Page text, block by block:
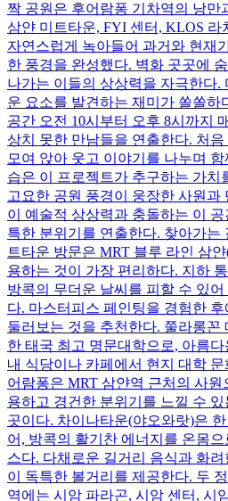
짝 공원은 후어람퐁 기차역의 낭만
삼얀 미트타운, FYI 센터, KLOS 라
자연스럽게 녹아들어 과거와 현재
한 풍경을 완성했다. 벽화 곳곳에
나가는 이들의 상상력을 자극한다.
운 요소를 발견하는 재미가 쏠쏠하
공간 오전 10시부터 오후 8시까지
상치 못한 만남들을 연출한다. 처
모여 앉아 웃고 이야기를 나누며
습은 이 프로젝트가 추구하는 가치
고요한 공원 풍경이 웅장한 사원과
이 예술적 상상력과 충돌하는 이
특한 분위기를 연출한다. 찾아가는
트타운 방문은 MRT 블루 라인 삼얀
용하는 것이 가장 편리하다. 지하
방콕의 무더운 날씨를 피할 수 있
다. 마스터피스 페인팅을 경험한
둘러보는 것을 추천한다. 쭐라롱꼰
한 태국 최고 명문대학으로, 아름
내 식당이나 카페에서 현지 대학
어람퐁은 MRT 삼얀역 근처의 사
용하고 경건한 분위기를 느낄 수
곳이다. 차이나타운(야오와랏)은
어, 방콕의 활기찬 에너지를 온몸
스다. 다채로운 길거리 음식과 화
이 독특한 볼거리를 제공한다. 두
역에는 시암 파라곤, 시암 센터, 시